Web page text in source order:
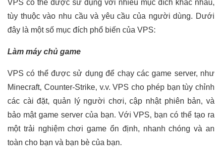
VPS có thể được sử dụng với nhiều mục đích khác nhau,
tùy thuộc vào nhu cầu và yêu cầu của người dùng. Dưới
đây là một số mục đích phổ biến của VPS:
Làm máy chủ game
VPS có thể được sử dụng để chạy các game server, như
Minecraft, Counter-Strike, v.v. VPS cho phép bạn tùy chỉnh
các cài đặt, quản lý người chơi, cập nhật phiên bản, và
bảo mật game server của bạn. Với VPS, bạn có thể tạo ra
một trải nghiệm chơi game ổn định, nhanh chóng và an
toàn cho bạn và bạn bè của bạn.